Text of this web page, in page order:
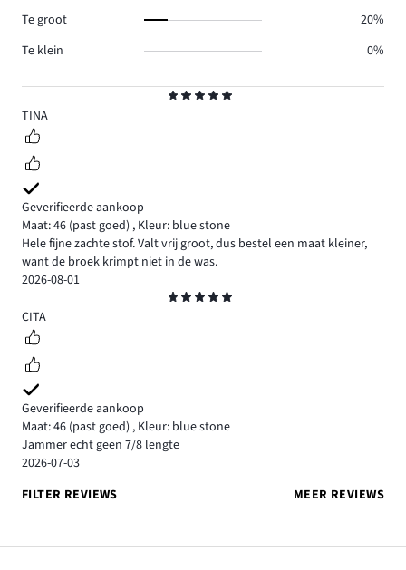
5
TINA
Geverifieerde aankoop
Maat: 46 (past goed) , Kleur: blue stone
Hele fijne zachte stof. Valt vrij groot, dus bestel een maat kleiner,
want de broek krimpt niet in de was.
2026-08-01
5
CITA
Geverifieerde aankoop
Maat: 46 (past goed) , Kleur: blue stone
Jammer echt geen 7/8 lengte
2026-07-03
FILTER REVIEWS
MEER REVIEWS
Te groot
20%
Te klein
0%